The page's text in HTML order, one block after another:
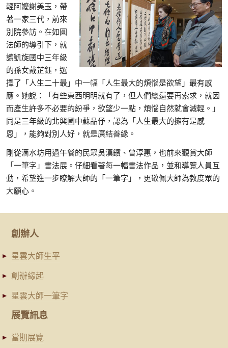
輕阿嬤謝美玉，帶
著一家三代，前來
別院參訪。在如圓
法師的導引下，就
讀凱旋國中三年級
的孫女戴芷鈺，選
擇了「人生二十最」中一幅「人生最大的煩惱是欲望」最有感
應。她說：「有些東西明明就有了，但人們總還要再索求，就因
而產生許多不必要的紛爭，欲望少一點，煩惱自然就會減輕。」
同是三年級的北興國中蘇品伃，認為「人生最大的擁有是感
恩」，能夠對別人好，就是廣結善緣。
剛從滴水坊用過午餐的民眾吳漢鑌、曾淳惠，也前來觀賞大師
「一筆字」書法展。仔細看著每一幅書法作品，並和導覽人員互
動，希望進一步瞭解大師的「一筆字」，更敬佩大師為教度眾的
大願心。
創辦人
星雲大師生平
創辦緣起
星雲大師一筆字
展覽訊息
當期展覽